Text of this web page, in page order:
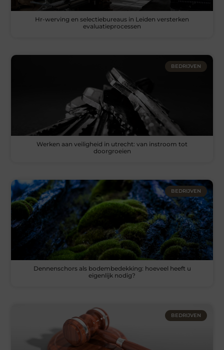
Hr-werving en selectiebureaus in Leiden versterken
evaluatieprocessen
BEDRIJVEN
Werken aan veiligheid in utrecht: van instroom tot
doorgroeien
BEDRIJVEN
Dennenschors als bodembedekking: hoeveel heeft u
eigenlijk nodig?
BEDRIJVEN